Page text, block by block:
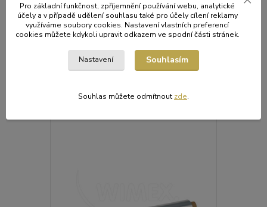
Původ zboží
Pro základní funkčnost, zpříjemnění používání webu, analytické
účely a v případě udělení souhlasu také pro účely cílení reklamy
využíváme soubory cookies. Nastavení vlastních preferencí
cookies můžete kdykoli upravit odkazem ve spodní části stránek.
Nastavení Souhlasím
Souhlas můžete odmítnout zde.